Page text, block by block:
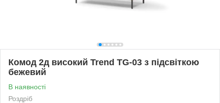
Комод 2д високий Trend TG-03 з підсвіткою
бежевий
В наявності
Роздріб